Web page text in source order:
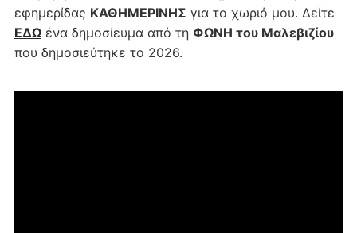
εφημερίδας ΚΑΘΗΜΕΡΙΝΗΣ για το χωριό μου. Δείτε
ΕΔΩένα δημοσίευμα από τη ΦΩΝΗ του Μαλεβιζίου
που δημοσιεύτηκε το 2026.